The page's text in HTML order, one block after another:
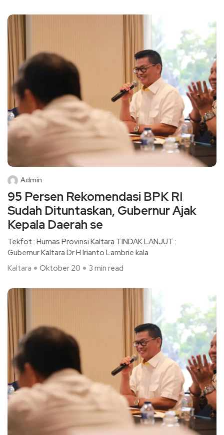
Admin
95 Persen Rekomendasi BPK RI
Sudah Dituntaskan, Gubernur Ajak
Kepala Daerah se
Tekfot : Humas Provinsi Kaltara TINDAK LANJUT :
Gubernur Kaltara Dr H Irianto Lambrie kala
Kaltara
Oktober 20 3 min read